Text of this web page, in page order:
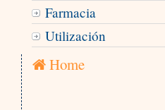
Farmacia
Utilización
Home